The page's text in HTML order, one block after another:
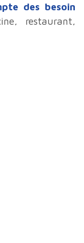
des besoin
restaurant,